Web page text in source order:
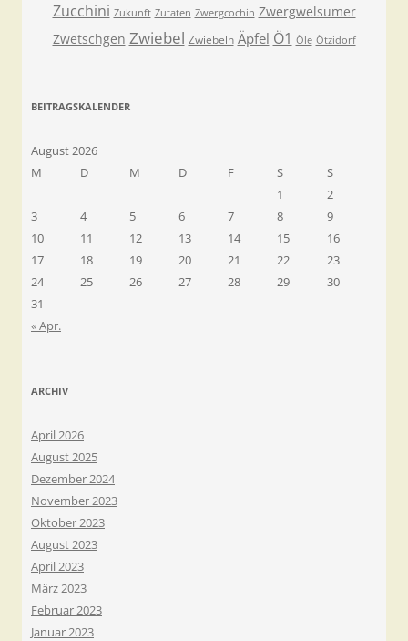
Zucchini Zukunft Zutaten Zwergcochin Zwergwelsumer
Zwetschgen Zwiebel Zwiebeln Äpfel Ö1 Öle Ötzidorf
BEITRAGSKALENDER
August 2026
M
D M D F S
S
1
2
3
4 5 6 7 8
9
10
11 12 13 14 15
16
17
18 19 20 21 22
23
24
25 26 27 28 29
30
31
« Apr.
ARCHIV
April 2026
August 2025
Dezember 2024
November 2023
Oktober 2023
August 2023
April 2023
März 2023
Februar 2023
Januar 2023